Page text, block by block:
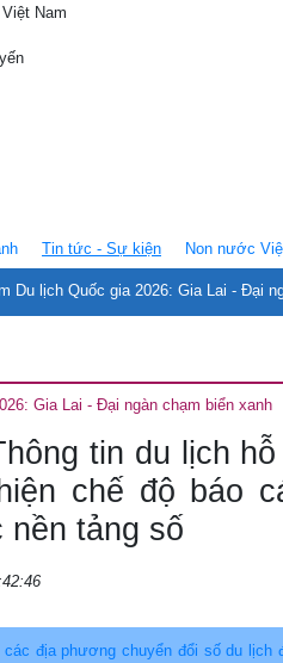
Tin tức - Sự kiện
Du lịch Quốc gia 2026: Gia Lai - Đại
Non nước
Gia Lai - Đại ngàn chạm biển xanh
tin du lịch
chế độ báo
nền tảng số
địa phương chuyển đổi số du lịch